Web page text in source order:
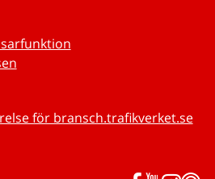
för bransch.trafikverket.se